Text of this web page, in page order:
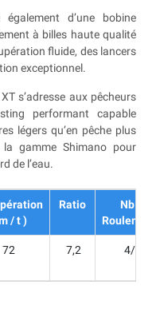
d’une bobine
à billes haute qualité
fluide, des lancers
exceptionnel.
s’adresse aux pêcheurs
performant capable
légers qu’en pêche plus
gamme Shimano pour
de l’eau.
/ t )
Ratio
Nb de
72 7,2 4/1